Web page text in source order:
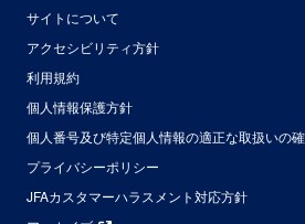
サイトについて
アクセシビリティ方針
利用規約
個人情報保護方針
個人番号及び特定個人情報の適正な取扱いの
プライバシーポリシー
JFAカスタマーハラスメント対応方針